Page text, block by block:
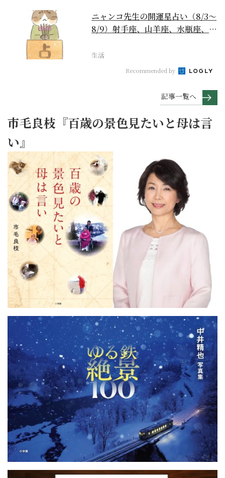
ニャンコ先生の開運星占い（8/3～
8/9）射手座、山羊座、水瓶座、魚
生活
Recommended by
記事一覧へ
市毛良枝『百歳の景色見たいと母は言
い』